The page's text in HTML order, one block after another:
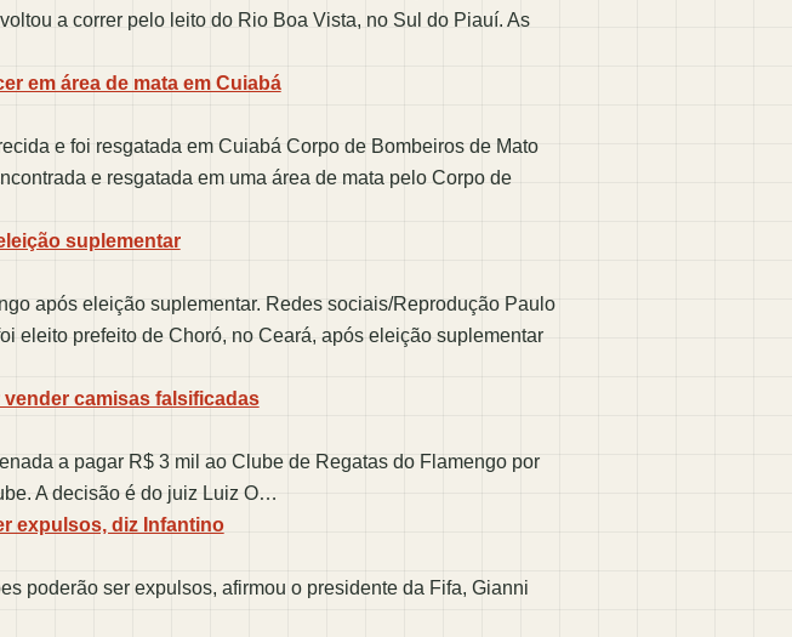
a correr pelo leito do Rio Boa Vista, no Sul do Piauí. As
em área de mata em Cuiabá
e foi resgatada em Cuiabá Corpo de Bombeiros de Mato
e resgatada em uma área de mata pelo Corpo de
suplementar
após eleição suplementar. Redes sociais/Reprodução Paulo
eleito prefeito de Choró, no Ceará, após eleição suplementar
camisas falsificadas
a pagar R$ 3 mil ao Clube de Regatas do Flamengo por
A decisão é do juiz Luiz O…
expulsos, diz Infantino
poderão ser expulsos, afirmou o presidente da Fifa, Gianni